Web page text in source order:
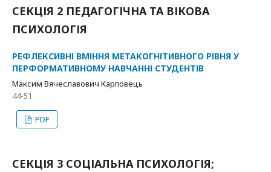
СЕКЦІЯ 2 ПЕДАГОГІЧНА ТА ВІКОВА
ПСИХОЛОГІЯ
РЕФЛЕКСИВНІ ВМІННЯ МЕТАКОГНІТИВНОГО РІВНЯ У
ПЕРФОРМАТИВНОМУ НАВЧАННІ СТУДЕНТІВ
Максим Вячеславович Карповець
44-51
PDF
СЕКЦІЯ 3 СОЦІАЛЬНА ПСИХОЛОГІЯ;